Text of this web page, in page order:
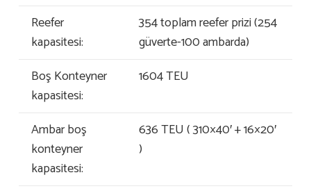
Reefer
kapasitesi:
354 toplam reefer prizi (254
güverte-100 ambarda)
Boş Konteyner
kapasitesi:
1604 TEU
Ambar boş
konteyner
kapasitesi:
636 TEU ( 310×40′ + 16×20′
)